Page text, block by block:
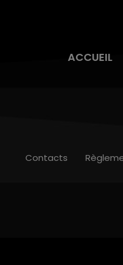
ACCUEIL
Contacts